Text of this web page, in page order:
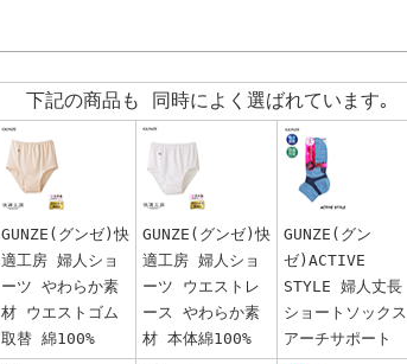
下記の商品も 同時によく選ばれています｡
GUNZE(グンゼ)快
適工房 婦人ショ
ーツ やわらか素
材 ウエストゴム
取替 綿100%
GUNZE(グンゼ)快
適工房 婦人ショ
ーツ ウエストレ
ース やわらか素
材 本体綿100%
GUNZE(グン
ゼ)ACTIVE
STYLE 婦人丈長
ショートソックス
アーチサポート